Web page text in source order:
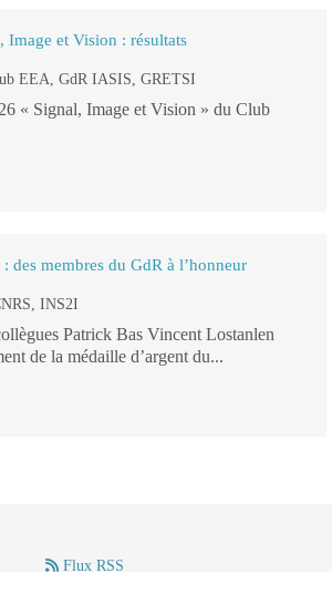
Image et Vision : résultats
EEA, GdR IASIS, GRETSI
« Signal, Image et Vision » du Club
des membres du GdR à l’honneur
, INS2I
Patrick Bas Vincent Lostanlen
de la médaille d’argent du...
Flux RSS